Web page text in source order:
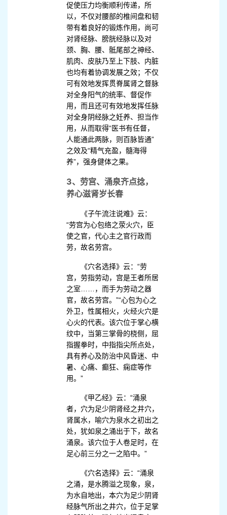
促使压力均衡顺利传递，所
以，不仅对腰部的椎间盘和韧
带有着良好的锻炼作用，尚可
对肾经脉、膀胱经脉以及对
颈、胸、腰、骶尾部之神经、
肌肉、皮肤乃至上下肢、内脏
也均有着协调发展之效；不仅
可有效地发挥贯脊属肾之督脉
对全身阳气的统率、督促作
用，而且还可有效地发挥任脉
对全身阴经脉之妊养、担当作
用，从而取得“医书有任督，
人能通此两脉，则百脉皆通”
之效及“精气充盈，髓海得
养”，强身健体之果。
3、劳宫、涌泉齐点捻，
养心滋肾岁长春
《子午流注说难》云：
“劳宫为心包络之荥火穴，臣
使之官，代心主之官行政而
劳，故名劳宫。
《穴名选择》云：“劳
宫，劳指劳动，宫是王者所居
之室……，而手为劳动之器
官，故名劳宫。”“心包为心之
外卫，性属相火，火经火穴是
心火的代表。该穴位于掌心横
纹中，当第三掌骨的桡侧，屈
指握拳时，中指指尖所点处，
具有养心及防治中风昏迷、中
暑、心痛、癫狂、痫症等作
用。”
《甲乙经》云：“涌泉
者，穴为足少阴肾经之井穴，
肾属水，喻穴为泉水之初出之
处，犹如泉之涌出于下，故名
涌泉。该穴位于人卷足时，在
足心前三分之一之陷中。”
《穴名选择》云：“涌泉
之涌，是水腾溢之现象，泉，
为水自地出，本穴为足少阴肾
经脉气所出之井穴，位于足掌